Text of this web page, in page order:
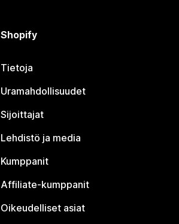
Shopify
Tietoja
Uramahdollisuudet
Sijoittajat
Lehdistö ja media
Kumppanit
Affiliate-kumppanit
Oikeudelliset asiat